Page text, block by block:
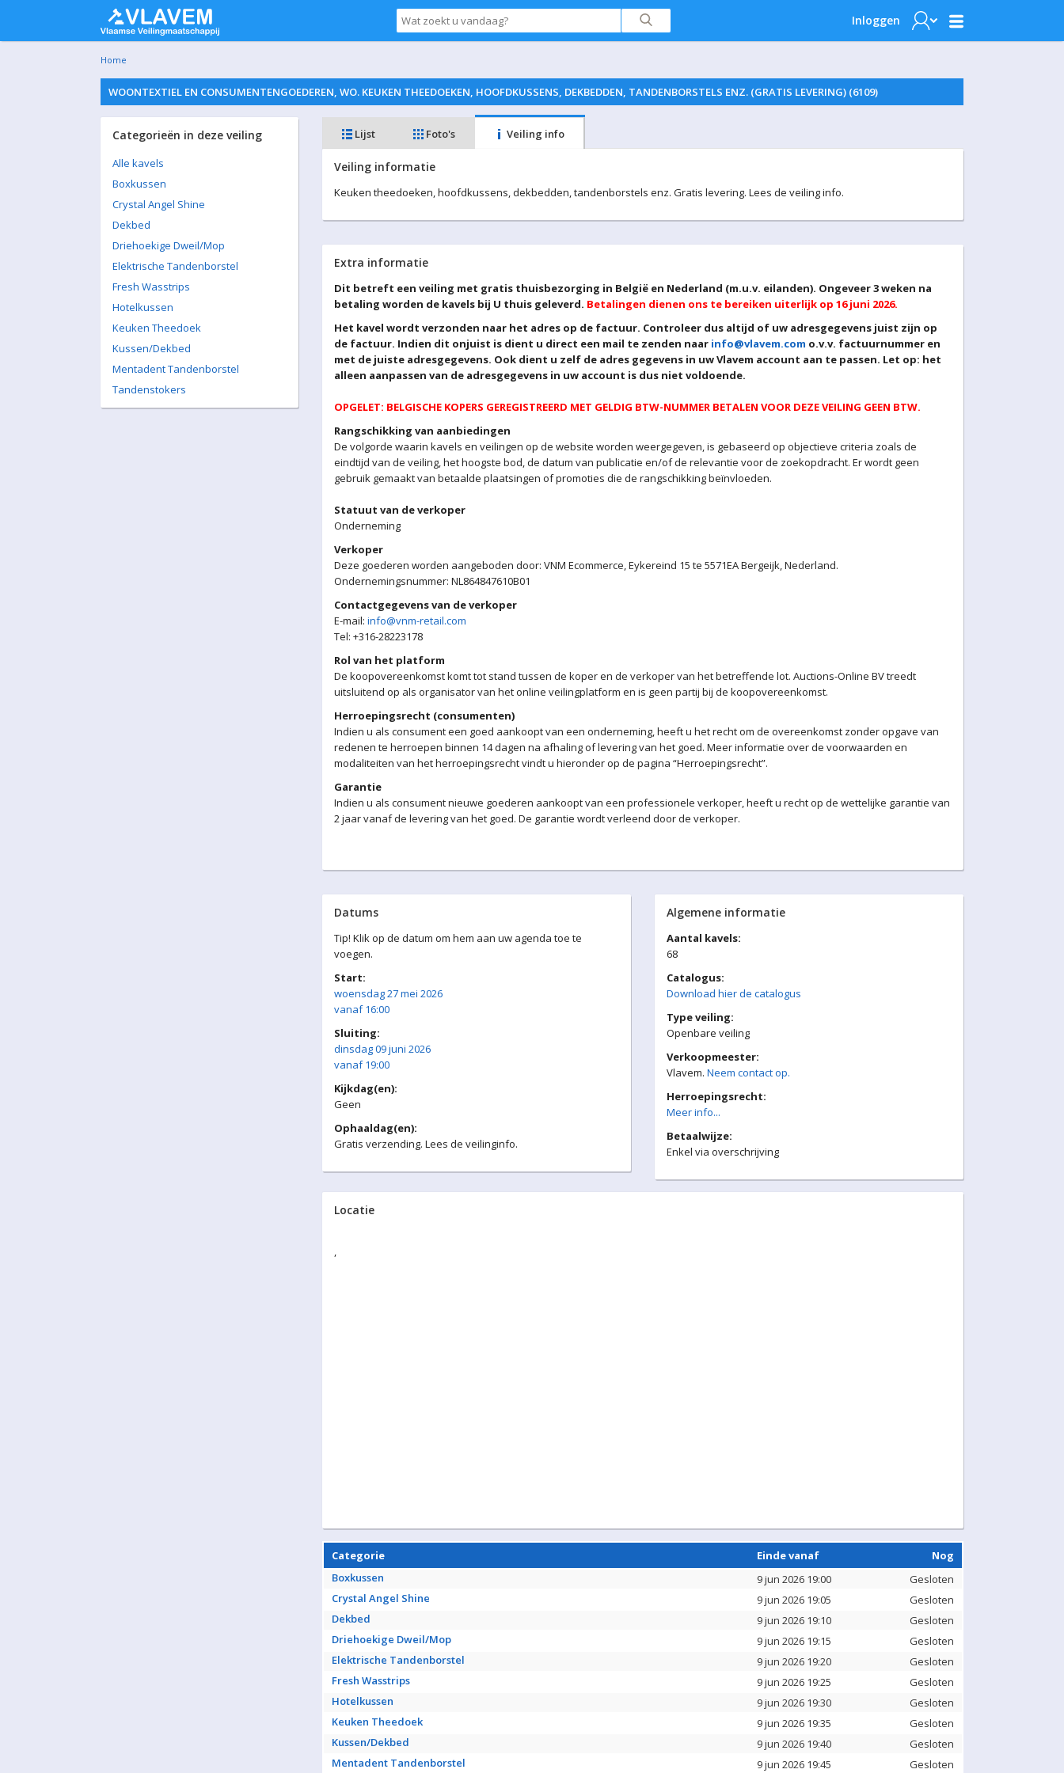
Inloggen
Home
WOONTEXTIEL EN CONSUMENTENGOEDEREN, WO. KEUKEN THEEDOEKEN, HOOFDKUSSENS, DEKBEDDEN, TANDENBORSTELS ENZ. (GRATIS LEVERING) (6109)
Categorieën in deze veiling
Alle kavels
Boxkussen
Crystal Angel Shine
Dekbed
Driehoekige Dweil/Mop
Elektrische Tandenborstel
Fresh Wasstrips
Hotelkussen
Keuken Theedoek
Kussen/Dekbed
Mentadent Tandenborstel
Tandenstokers
Lijst Foto's Veiling info
Veiling informatie
Keuken theedoeken, hoofdkussens, dekbedden, tandenborstels enz. Gratis levering. Lees de veiling info.
Extra informatie
Dit betreft een veiling met gratis thuisbezorging in België en Nederland (m.u.v. eilanden). Ongeveer 3 weken na
betaling worden de kavels bij U thuis geleverd. Betalingen dienen ons te bereiken uiterlijk op 16 juni 2026.
Het kavel wordt verzonden naar het adres op de factuur. Controleer dus altijd of uw adresgegevens juist zijn op
de factuur. Indien dit onjuist is dient u direct een mail te zenden naar info@vlavem.com o.v.v. factuurnummer en
met de juiste adresgegevens. Ook dient u zelf de adres gegevens in uw Vlavem account aan te passen. Let op: het
alleen aanpassen van de adresgegevens in uw account is dus niet voldoende.
OPGELET: BELGISCHE KOPERS GEREGISTREERD MET GELDIG BTW-NUMMER BETALEN VOOR DEZE VEILING GEEN BTW.
Rangschikking van aanbiedingen
De volgorde waarin kavels en veilingen op de website worden weergegeven, is gebaseerd op objectieve criteria zoals de
eindtijd van de veiling, het hoogste bod, de datum van publicatie en/of de relevantie voor de zoekopdracht. Er wordt geen
gebruik gemaakt van betaalde plaatsingen of promoties die de rangschikking beïnvloeden.
Statuut van de verkoper
Onderneming
Verkoper
Deze goederen worden aangeboden door: VNM Ecommerce, Eykereind 15 te 5571EA Bergeijk, Nederland.
Ondernemingsnummer: NL864847610B01
Contactgegevens van de verkoper
E-mail: info@vnm-retail.com
Tel: +316-28223178
Rol van het platform
De koopovereenkomst komt tot stand tussen de koper en de verkoper van het betreffende lot. Auctions-Online BV treedt
uitsluitend op als organisator van het online veilingplatform en is geen partij bij de koopovereenkomst.
Herroepingsrecht (consumenten)
Indien u als consument een goed aankoopt van een onderneming, heeft u het recht om de overeenkomst zonder opgave van
redenen te herroepen binnen 14 dagen na afhaling of levering van het goed. Meer informatie over de voorwaarden en
modaliteiten van het herroepingsrecht vindt u hieronder op de pagina “Herroepingsrecht”.
Garantie
Indien u als consument nieuwe goederen aankoopt van een professionele verkoper, heeft u recht op de wettelijke garantie van
2 jaar vanaf de levering van het goed. De garantie wordt verleend door de verkoper.
Datums
Tip! Klik op de datum om hem aan uw agenda toe te
voegen.
Start:
woensdag 27 mei 2026
vanaf 16:00
Sluiting:
dinsdag 09 juni 2026
vanaf 19:00
Kijkdag(en):
Geen
Ophaaldag(en):
Gratis verzending. Lees de veilinginfo.
Algemene informatie
Aantal kavels:
68
Catalogus:
Download hier de catalogus
Type veiling:
Openbare veiling
Verkoopmeester:
Vlavem. Neem contact op.
Herroepingsrecht:
Meer info...
Betaalwijze:
Enkel via overschrijving
Locatie
,
Categorie Einde vanaf
Nog
Boxkussen
9 jun 2026 19:00
Gesloten
Crystal Angel Shine
9 jun 2026 19:05
Gesloten
Dekbed
9 jun 2026 19:10
Gesloten
Driehoekige Dweil/Mop
9 jun 2026 19:15
Gesloten
Elektrische Tandenborstel
9 jun 2026 19:20
Gesloten
Fresh Wasstrips
9 jun 2026 19:25
Gesloten
Hotelkussen
9 jun 2026 19:30
Gesloten
Keuken Theedoek
9 jun 2026 19:35
Gesloten
Kussen/Dekbed
9 jun 2026 19:40
Gesloten
Mentadent Tandenborstel
9 jun 2026 19:45 Gesloten